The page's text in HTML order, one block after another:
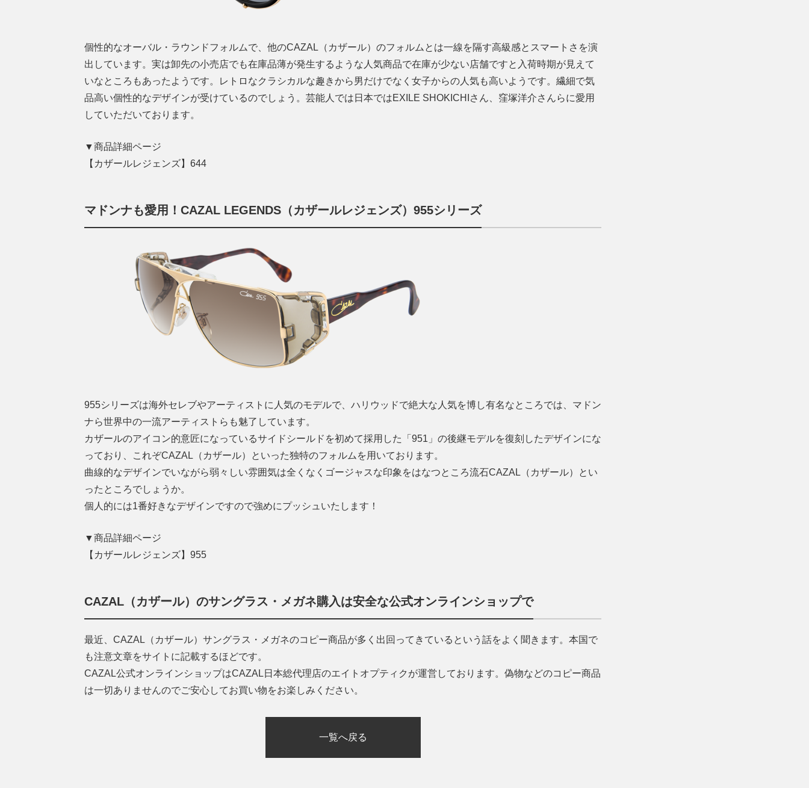
個性的なオーバル・ラウンドフォルムで、他のCAZAL（カザール）のフォルムとは一線を隔す高級感とスマートさを演
出しています。実は卸先の小売店でも在庫品薄が発生するような人気商品で在庫が少ない店舗ですと入荷時期が見えて
いなところもあったようです。レトロなクラシカルな趣きから男だけでなく女子からの人気も高いようです。繊細で気
品高い個性的なデザインが受けているのでしょう。芸能人では日本ではEXILE SHOKICHIさん、窪塚洋介さんらに愛用
していただいております。
▼商品詳細ページ
【カザールレジェンズ】644
マドンナも愛用！CAZAL LEGENDS（カザールレジェンズ）955シリーズ
955シリーズは海外セレブやアーティストに人気のモデルで、ハリウッドで絶大な人気を博し有名なところでは、マドン
ナら世界中の一流アーティストらも魅了しています。
カザールのアイコン的意匠になっているサイドシールドを初めて採用した「951」の後継モデルを復刻したデザインにな
っており、これぞCAZAL（カザール）といった独特のフォルムを用いております。
曲線的なデザインでいながら弱々しい雰囲気は全くなくゴージャスな印象をはなつところ流石CAZAL（カザール）とい
ったところでしょうか。
個人的には1番好きなデザインですので強めにプッシュいたします！
▼商品詳細ページ
【カザールレジェンズ】955
CAZAL（カザール）のサングラス・メガネ購入は安全な公式オンラインショップで
最近、CAZAL（カザール）サングラス・メガネのコピー商品が多く出回ってきているという話をよく聞きます。本国で
も注意文章をサイトに記載するほどです。
CAZAL公式オンラインショップはCAZAL日本総代理店のエイトオプティクが運営しております。偽物などのコピー商品
は一切ありませんのでご安心してお買い物をお楽しみください。
一覧へ戻る